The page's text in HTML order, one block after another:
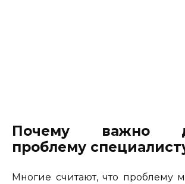
Почему важно
проблему
Многие считают, что проблему